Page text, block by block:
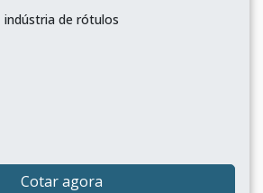
indústria de rótulos
Cotar agora